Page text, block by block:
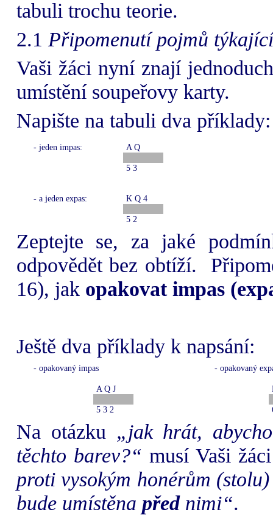
tabuli trochu teorie.
2.1 Připomenutí pojmů
Vaši žáci nyní znají
umístění soupeřovy karty.
Napište na tabuli dva příklady:
- jeden impas: A Q
5 3
- a jeden expas: K Q 4
5 2
Zeptejte se, za jaké
odpovědět bez obtíží.
16), jak opakovat impas
Ještě dva příklady k napsání:
- opakovaný impas - opakovaný
A Q J
5 3 2
Na otázku „jak hrát,
těchto barev?“ musí Vaši
proti vysokým honérům
bude umístěna přednimi“.